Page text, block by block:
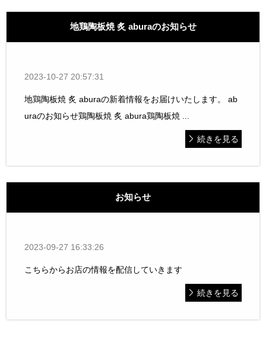
地鶏陶板焼 炙 aburaのお知らせ
2023-10-27 20:57:31
地鶏陶板焼 炙 aburaの新着情報をお届けいたします。 ab
uraのお知らせ鶏陶板焼 炙 abura鶏陶板焼 ...
続きを見る
お知らせ
2023-09-27 16:33:26
こちらからお店の情報を配信していきます
続きを見る